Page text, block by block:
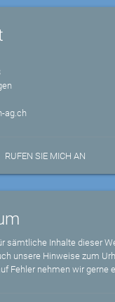
ag.ch
RUFEN SIE MICH AN
sämtliche Inhalte dieser
unsere Hinweise zum
Fehler nehmen wir gerne